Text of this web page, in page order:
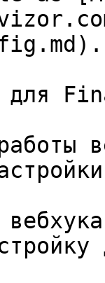
для